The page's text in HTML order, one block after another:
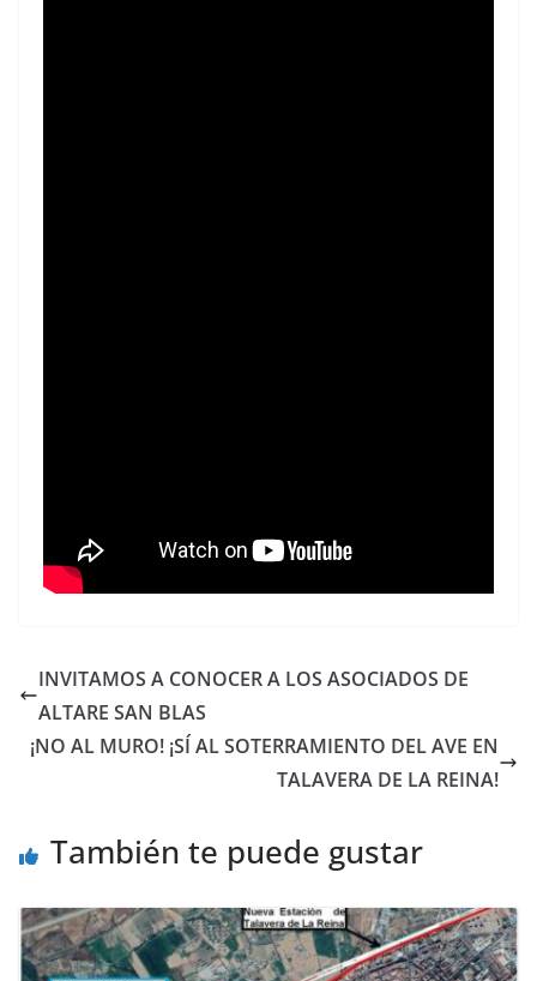
INVITAMOS A CONOCER A LOS ASOCIADOS DE
ALTARE SAN BLAS
¡NO AL MURO! ¡SÍ AL SOTERRAMIENTO DEL AVE EN
TALAVERA DE LA REINA!
También te puede gustar